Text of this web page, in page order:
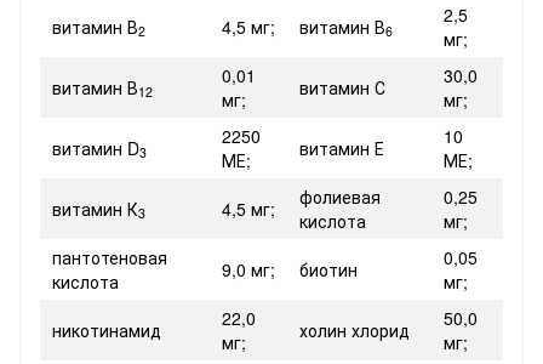
витамин В2 4,5 мг; витамин В6
2,5
мг;
витамин В12
0,01
мг;
витамин С
30,0
мг;
витамин D3
2250
МЕ;
витамин Е
10
МЕ;
витамин К3 4,5 мг;
фолиевая
кислота
0,25
мг;
пантотеновая
кислота
9,0 мг; биотин
0,05
мг;
никотинамид
22,0
мг;
холин хлорид
50,0
мг;